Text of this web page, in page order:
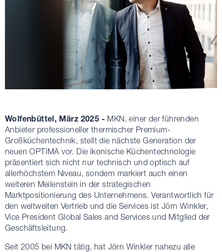
Wolfenbüttel, März 2025 - MKN, einer der führenden
Anbieter professioneller thermischer Premium-
Großküchentechnik, stellt die nächste Generation der
neuen OPTIMA vor. Die ikonische Küchentechnologie
präsentiert sich nicht nur technisch und optisch auf
allerhöchstem Niveau, sondern markiert auch einen
weiteren Meilenstein in der strategischen
Marktpositionierung des Unternehmens. Verantwortlich für
den weltweiten Vertrieb und die Services ist Jörn Winkler,
Vice President Global Sales and Services und Mitglied der
Geschäftsleitung.
Seit 2005 bei MKN tätig, hat Jörn Winkler nahezu alle